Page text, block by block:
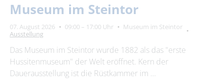
Museum im Steintor
07. August 2026 09:00 – 17:00 Uhr
Museum im Steintor
Ausstellung
Das Museum im Steintor wurde 1882 als das "erste
Hussitenmuseum" der Welt eröffnet. Kern der
Dauerausstellung ist die Rüstkammer im …